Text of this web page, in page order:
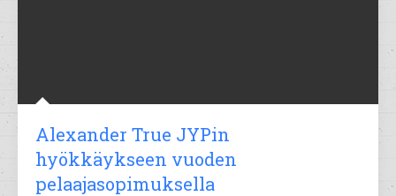
Alexander True JYPin
hyökkäykseen vuoden
pelaajasopimuksella